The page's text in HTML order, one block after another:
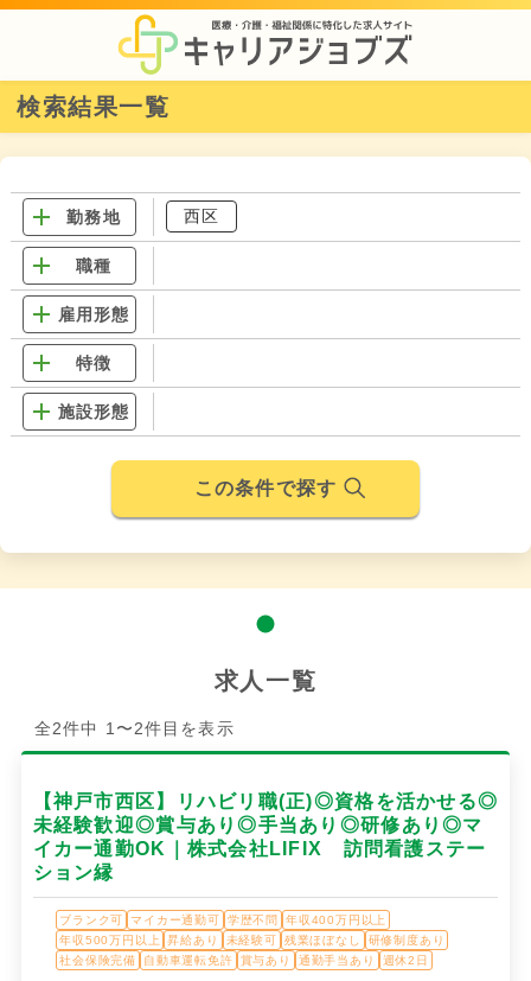
検索結果一覧
勤務地 西区
職種
雇用形態
特徴
施設形態
この条件で探す
求人一覧
全2件中 1〜2件目を表示
【神戸市西区】リハビリ職(正)◎資格を活かせる◎
未経験歓迎◎賞与あり◎手当あり◎研修あり◎マ
イカー通勤OK｜株式会社LIFIX 訪問看護ステー
ション縁
ブランク可 マイカー通勤可 学歴不問
年収400万円以上
年収500万円以上
昇給あり 未経験可 残業ほぼなし
研修制度あり
社会保険完備
自動車運転免許 賞与あり 通勤手当あり 週休2日